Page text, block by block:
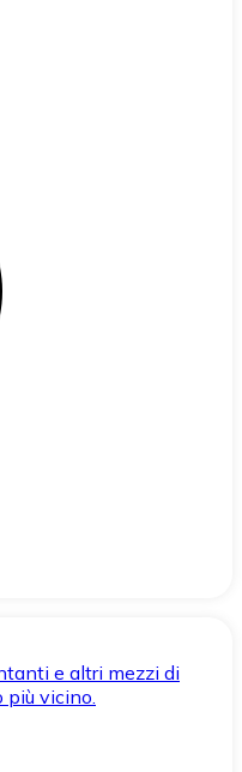
e altri mezzi di
più vicino.